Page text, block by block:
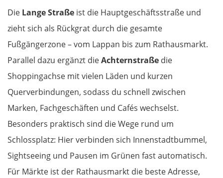
Die Lange Straße ist die Hauptgeschäftsstraße und
zieht sich als Rückgrat durch die gesamte
Fußgängerzone – vom Lappan bis zum Rathausmarkt.
Parallel dazu ergänzt dieAchternstraße die
Shoppingachse mit vielen Läden und kurzen
Querverbindungen, sodass du schnell zwischen
Marken, Fachgeschäften und Cafés wechselst.
Besonders praktisch sind die Wege rund um
Schlossplatz: Hier verbinden sich Innenstadtbummel,
Sightseeing und Pausen im Grünen fast automatisch.
Für Märkte ist der Rathausmarkt die beste Adresse,
Beroun
Taus
Deutschland Süd
Cham
Regensburg
Ingolstadt